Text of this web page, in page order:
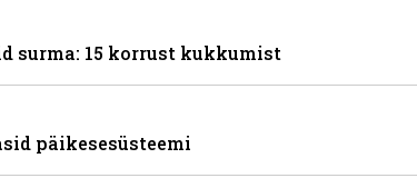
surma: 15 korrust kukkumist
päikesesüsteemi